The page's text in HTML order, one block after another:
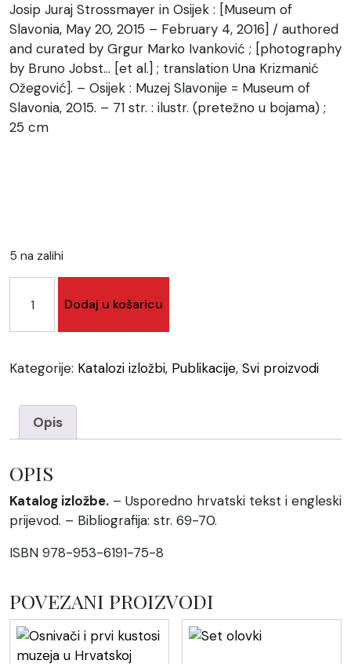
Josip Juraj Strossmayer in Osijek : [Museum of
Slavonia, May 20, 2015 – February 4, 2016] / authored
and curated by Grgur Marko Ivanković ; [photography
by Bruno Jobst… [et al.] ; translation Una Krizmanić
Ožegović]. – Osijek : Muzej Slavonije = Museum of
Slavonia, 2015. – 71 str. : ilustr. (pretežno u bojama) ;
25 cm
5 na zalihi
izložbe
Strossmayer"
Dodaj u košaricu
Kategorije: Katalozi izložbi, Publikacije, Svi proizvodi
Opis
OPIS
Katalog izložbe. – Usporedno hrvatski tekst i engleski
prijevod. – Bibliografija: str. 69-70.
ISBN 978-953-6191-75-8
POVEZANI PROIZVODI